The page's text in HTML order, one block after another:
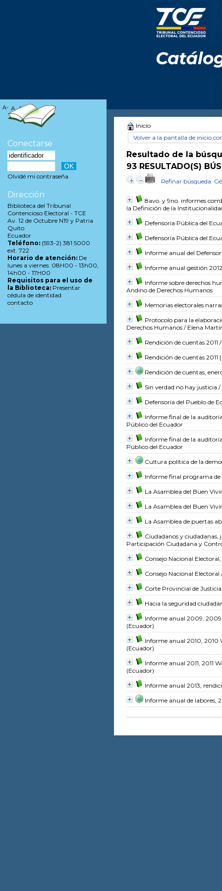
Inicio
Volver a la pantalla de inicio
Resultado de la
93 RESULTADO(S)
Refinar búsqueda
8avo. y 9no. informes
la Definición de la
Defensoría Pública del
Defensoría Pública del
Informe anual del
Informe anual gestión 2012
Informe sobre derechos
Andino de Derechos Humanos
Memorias electorales
Protocolo para la
Derechos Humanos / Elena
Rendición de cuentas 2011
Rendición de cuentas 2011
Rendición de cuentas,
Sin verdad no hay justicia /
Defensoría del Pueblo de
Informe final de la
Público del Ecuador
Informe final de la
Público del Ecuador
Cultura política de la
Informe final programa de
La Asamblea del Buen Vivir
La Asamblea del Buen Vivir
La Asamblea de puertas
Ciudadanos y
Participación Ciudadana y
Consejo Nacional
Consejo Nacional Electoral
Corte Provincial de
Hacia la seguridad
Informe anual 2009,
(Ecuador)
Informe anual 2010, 2010
(Ecuador)
Informe anual 2011, 2011
(Ecuador)
Informe anual 2013,
Informe anual de labores,
A- A A+
Conectarse
Olvidé mi contraseña
Dirección
Biblioteca del Tribunal
Contencioso Electoral - TCE
Av. 12 de Octubre N19 y Patria
Quito
Ecuador
Teléfono: (593-2) 381 5000
ext. 722
Horario de atención: De
lunes a viernes: 08H00 - 13h00,
14h00 - 17H00
Requisitos para el uso de
la Biblioteca: Presentar
cédula de identidad
contacto